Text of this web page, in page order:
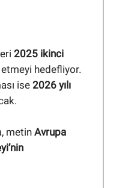
2025 ikinci
hedefliyor.
ise2026 yılı
metin Avrupa